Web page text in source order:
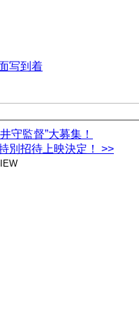
写到着
守監督”大募集！
別招待上映決定！ >>